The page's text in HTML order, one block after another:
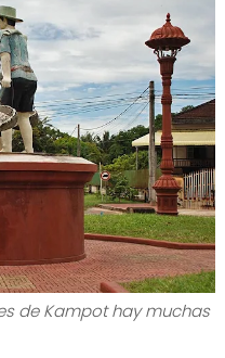
de Kampot hay muchas